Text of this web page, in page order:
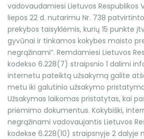
vadovaudamiesi Lietuvos Respublikos
liepos 22 d. nutarimu Nr. 738
prekybos taisyklėmis, kurių 15 punkte
gyvūnai ir tinkamos kokybės maisto
negrąžinami“. Remdamiesi Lietuvos
kodekso 6.228(7) straipsnio 1 dalimi
internetu pateiktą užsakymą galite
metu iki galutinio užsakymo
Užsakymas laikomas pristatytas, kai
priėmimo dokumentus. Kokybiški,
negrąžinami vadovaujantis Lietuvos
kodekse 6.228(10) straipsnyje 2